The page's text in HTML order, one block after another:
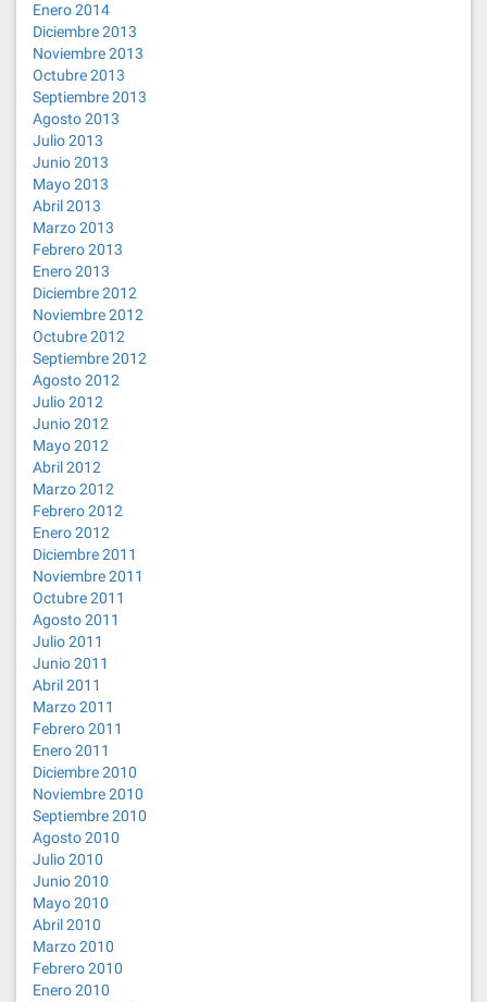
Enero 2014
Diciembre 2013
Noviembre 2013
Octubre 2013
Septiembre 2013
Agosto 2013
Julio 2013
Junio 2013
Mayo 2013
Abril 2013
Marzo 2013
Febrero 2013
Enero 2013
Diciembre 2012
Noviembre 2012
Octubre 2012
Septiembre 2012
Agosto 2012
Julio 2012
Junio 2012
Mayo 2012
Abril 2012
Marzo 2012
Febrero 2012
Enero 2012
Diciembre 2011
Noviembre 2011
Octubre 2011
Agosto 2011
Julio 2011
Junio 2011
Abril 2011
Marzo 2011
Febrero 2011
Enero 2011
Diciembre 2010
Noviembre 2010
Septiembre 2010
Agosto 2010
Julio 2010
Junio 2010
Mayo 2010
Abril 2010
Marzo 2010
Febrero 2010
Enero 2010